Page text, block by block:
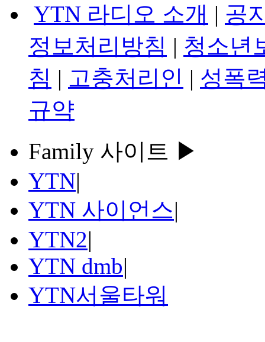
YTN 라디오 소개 | 공
정보처리방침 | 청소년
침 | 고충처리인 | 성폭
규약
Family 사이트 ▶
YTN|
YTN 사이언스|
YTN2|
YTN dmb|
YTN서울타워